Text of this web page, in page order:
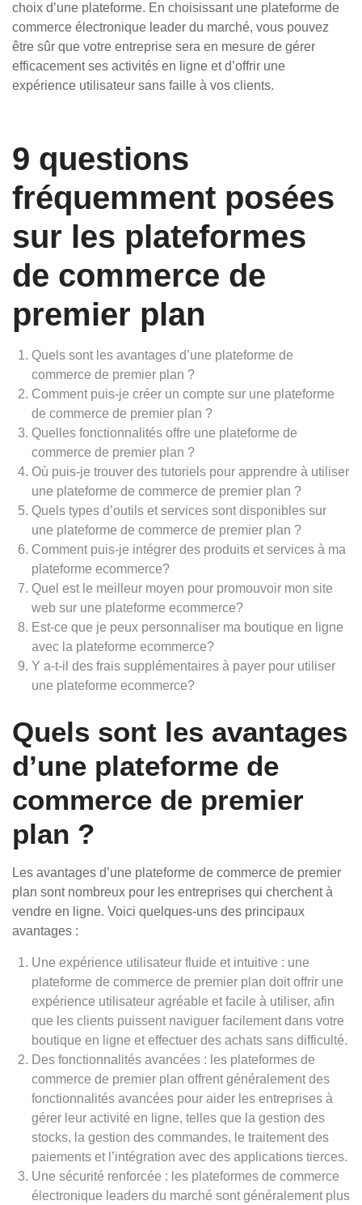
choix d’une plateforme. En choisissant une plateforme de
commerce électronique leader du marché, vous pouvez
être sûr que votre entreprise sera en mesure de gérer
efficacement ses activités en ligne et d’offrir une
expérience utilisateur sans faille à vos clients.
9 questions
fréquemment posées
sur les plateformes
de commerce de
premier plan
Quels sont les avantages d’une plateforme de
commerce de premier plan ?
Comment puis-je créer un compte sur une plateforme
de commerce de premier plan ?
Quelles fonctionnalités offre une plateforme de
commerce de premier plan ?
Où puis-je trouver des tutoriels pour apprendre à utiliser
une plateforme de commerce de premier plan ?
Quels types d’outils et services sont disponibles sur
une plateforme de commerce de premier plan ?
Comment puis-je intégrer des produits et services à ma
plateforme ecommerce?
Quel est le meilleur moyen pour promouvoir mon site
web sur une plateforme ecommerce?
Est-ce que je peux personnaliser ma boutique en ligne
avec la plateforme ecommerce?
Y a-t-il des frais supplémentaires à payer pour utiliser
une plateforme ecommerce?
Quels sont les avantages
d’une plateforme de
commerce de premier
plan ?
Les avantages d’une plateforme de commerce de premier
plan sont nombreux pour les entreprises qui cherchent à
vendre en ligne. Voici quelques-uns des principaux
avantages :
Une expérience utilisateur fluide et intuitive : une
plateforme de commerce de premier plan doit offrir une
expérience utilisateur agréable et facile à utiliser, afin
que les clients puissent naviguer facilement dans votre
boutique en ligne et effectuer des achats sans difficulté.
Des fonctionnalités avancées : les plateformes de
commerce de premier plan offrent généralement des
fonctionnalités avancées pour aider les entreprises à
gérer leur activité en ligne, telles que la gestion des
stocks, la gestion des commandes, le traitement des
paiements et l’intégration avec des applications tierces.
Une sécurité renforcée : les plateformes de commerce
électronique leaders du marché sont généralement plus